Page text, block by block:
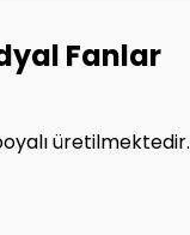
Fanlar
üretilmektedir.